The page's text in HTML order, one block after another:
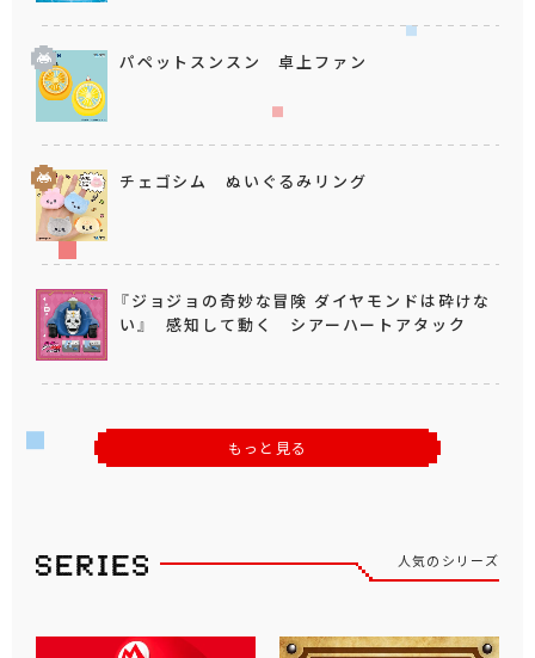
パペットスンスン 卓上ファン
チェゴシム ぬいぐるみリング
『ジョジョの奇妙な冒険 ダイヤモンドは砕けな
い』 感知して動く シアーハートアタック
もっと見る
人気のシリーズ